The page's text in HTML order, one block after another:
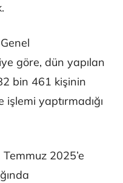
göre, dün yapılan
bin 461 kişinin
yaptırmadığı
2025’e